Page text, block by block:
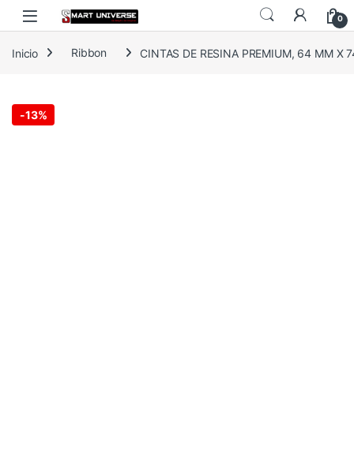
Skip to navigation
Skip to content
0
Inicio Ribbon CINTAS DE RESINA PREMIUM, 64 MM X
-13%